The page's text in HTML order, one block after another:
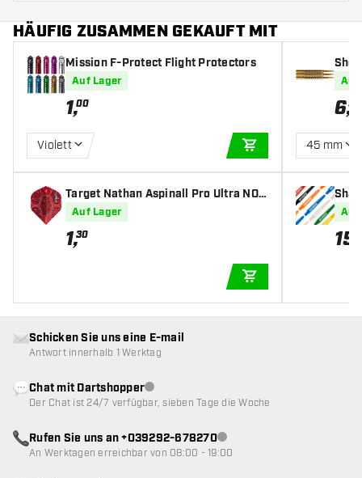
HÄUFIG ZUSAMMEN GEKAUFT MIT
Mission F-Protect Flight Protectors
Auf Lager
1,00
Violett
IN DEN
Target Nathan Aspinall Pro Ultra NO2
- Dart Flights
Auf Lager
1,30
Shot
Auf
6,95
45 mm
z)Auf
15
Schicken Sie uns eine E-mail
Antwort innerhalb 1 Werktag
Chat mit DartshopperKundenservice nicht verfügbar
Der Chat ist 24/7 verfügbar, sieben Tage die Woche
Rufen Sie uns an +039292-678270Kundenservice nicht
An Werktagen erreichbar von 08:00 - 19:00